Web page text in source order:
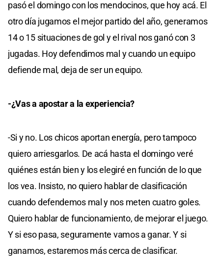
pasó el domingo con los mendocinos, que hoy acá. El
otro día jugamos el mejor partido del año, generamos
14 o 15 situaciones de gol y el rival nos ganó con 3
jugadas. Hoy defendimos mal y cuando un equipo
defiende mal, deja de ser un equipo.
-¿Vas a apostar a la experiencia?
-Si y no. Los chicos aportan energía, pero tampoco
quiero arriesgarlos. De acá hasta el domingo veré
quiénes están bien y los elegiré en función de lo que
los vea. Insisto, no quiero hablar de clasificación
cuando defendemos mal y nos meten cuatro goles.
Quiero hablar de funcionamiento, de mejorar el juego.
Y si eso pasa, seguramente vamos a ganar. Y si
ganamos, estaremos más cerca de clasificar.